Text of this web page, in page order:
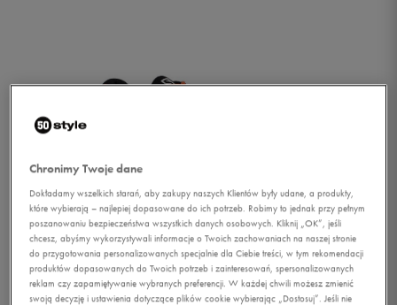
Chronimy Twoje dane
Dokładamy wszelkich starań, aby zakupy naszych Klientów były udane, a produkty,
które wybierają – najlepiej dopasowane do ich potrzeb. Robimy to jednak przy pełnym
poszanowaniu bezpieczeństwa wszystkich danych osobowych. Kliknij „OK”, jeśli
chcesz, abyśmy wykorzystywali informacje o Twoich zachowaniach na naszej stronie
do przygotowania personalizowanych specjalnie dla Ciebie treści, w tym rekomendacji
produktów dopasowanych do Twoich potrzeb i zainteresowań, spersonalizowanych
reklam czy zapamiętywanie wybranych preferencji. W każdej chwili możesz zmienić
swoją decyzję i ustawienia dotyczące plików cookie wybierając „Dostosuj”. Jeśli nie